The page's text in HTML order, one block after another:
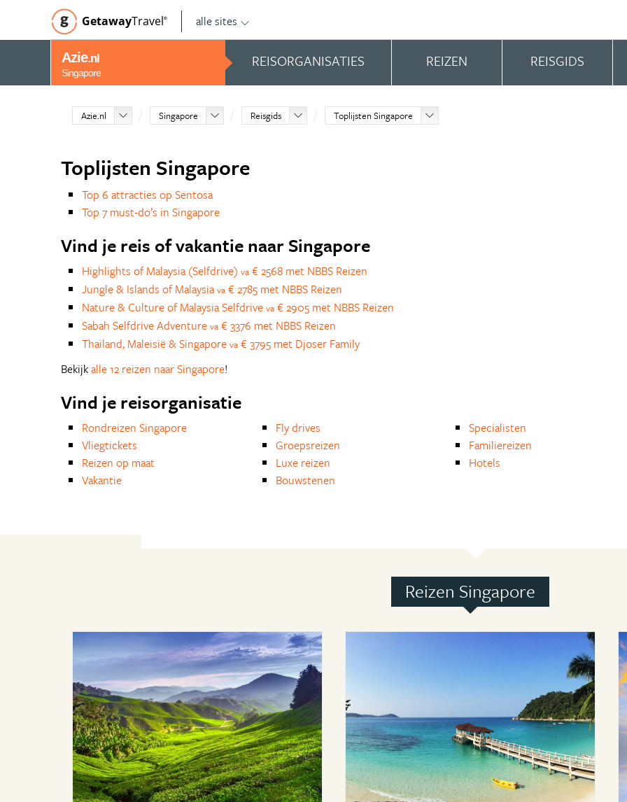
GetawayTravel© alle sites
Azie.nl
Singapore
REISORGANISATIES REIZEN REISGIDS
Azie.nl Singapore Reisgids Toplijsten Singapore
Toplijsten Singapore
Top 6 attracties op Sentosa
Top 7 must-do’s in Singapore
Vind je reis of vakantie naar Singapore
Highlights of Malaysia (Selfdrive) va € 2568 met NBBS Reizen
Jungle & Islands of Malaysia va € 2785 met NBBS Reizen
Nature & Culture of Malaysia Selfdrive va € 2905 met NBBS Reizen
Sabah Selfdrive Adventure va € 3376 met NBBS Reizen
Thailand, Maleisië & Singapore va € 3795 met Djoser Family
Bekijkalle 12 reizen naar Singapore!
Vind je reisorganisatie
Rondreizen Singapore
Vliegtickets
Reizen op maat
Vakantie
Fly drives
Groepsreizen
Luxe reizen
Bouwstenen
Specialisten
Familiereizen
Hotels
Reizen Singapore